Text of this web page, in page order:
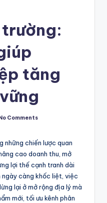
tăng
Comments
những chiến lược quan
cao doanh thu, mở
lợi thế cạnh tranh dài
ngày càng khốc liệt, việc
lại ở mở rộng địa lý mà
mới, tối ưu kênh phân